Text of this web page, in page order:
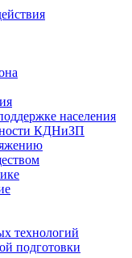
населения
КДНиЗП
технологий
подготовки